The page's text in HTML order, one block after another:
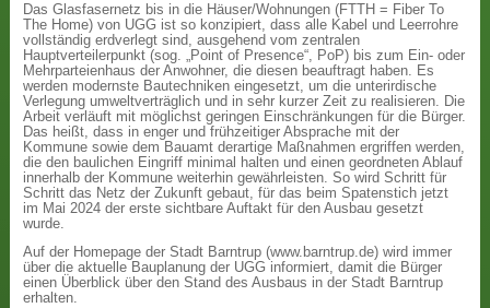
Das Glasfasernetz bis in die Häuser/Wohnungen (FTTH = Fiber To
The Home) von UGG ist so konzipiert, dass alle Kabel und Leerrohre
vollständig erdverlegt sind, ausgehend vom zentralen
Hauptverteilerpunkt (sog. „Point of Presence“, PoP) bis zum Ein- oder
Mehrparteienhaus der Anwohner, die diesen beauftragt haben. Es
werden modernste Bautechniken eingesetzt, um die unterirdische
Verlegung umweltverträglich und in sehr kurzer Zeit zu realisieren. Die
Arbeit verläuft mit möglichst geringen Einschränkungen für die Bürger.
Das heißt, dass in enger und frühzeitiger Absprache mit der
Kommune sowie dem Bauamt derartige Maßnahmen ergriffen werden,
die den baulichen Eingriff minimal halten und einen geordneten Ablauf
innerhalb der Kommune weiterhin gewährleisten. So wird Schritt für
Schritt das Netz der Zukunft gebaut, für das beim Spatenstich jetzt
im Mai 2024 der erste sichtbare Auftakt für den Ausbau gesetzt
wurde.
Auf der Homepage der Stadt Barntrup (www.barntrup.de) wird immer
über die aktuelle Bauplanung der UGG informiert, damit die Bürger
einen Überblick über den Stand des Ausbaus in der Stadt Barntrup
erhalten.